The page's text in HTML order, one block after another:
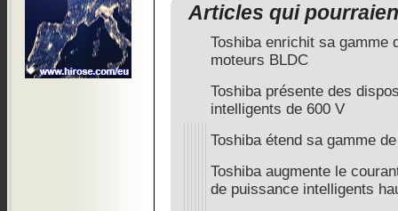
Articles qui
Toshiba enrichit sa gamme
moteurs BLDC
Toshiba présente des
intelligents de 600 V
Toshiba étend sa gamme
Toshiba augmente le
de puissance intelligents